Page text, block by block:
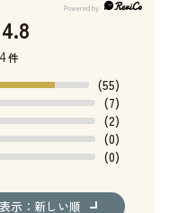
4.8
件
(55)
(7)
(2)
(0)
(0)
表示：新しい順